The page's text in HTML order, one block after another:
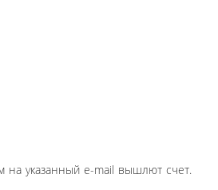
на указанный e-mail вышлют счет.